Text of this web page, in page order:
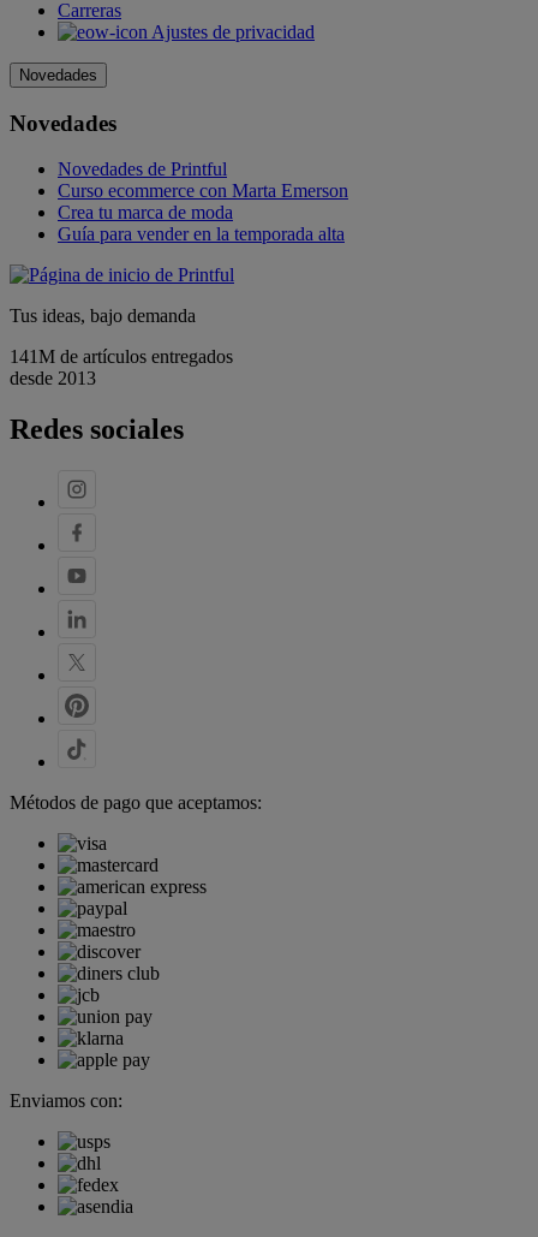
Carreras
Ajustes de privacidad
Novedades
Novedades
Novedades de Printful
Curso ecommerce con Marta Emerson
Crea tu marca de moda
Guía para vender en la temporada alta
Tus ideas, bajo demanda
141M de artículos entregados
desde 2013
Redes sociales
Métodos de pago que aceptamos:
Enviamos con: